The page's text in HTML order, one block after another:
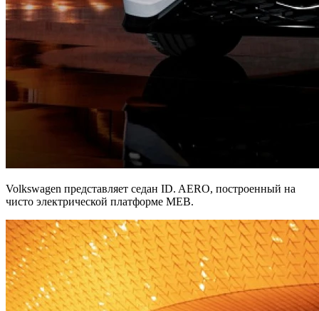
Volkswagen представляет седан ID. AERO, построенный на
чисто электрической платформе MEB.